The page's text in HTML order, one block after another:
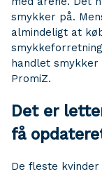
smykker på.
almindeligt at
handlet
PromiZ.
Det er
få
De fleste